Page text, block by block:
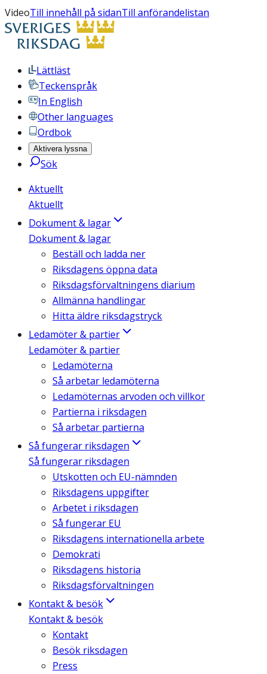
VideoTill innehåll på sidanTill anförandelistan
Lättläst
Teckenspråk
In English
Other languages
Ordbok
Aktivera lyssna
Sök
Aktuellt
Aktuellt
Dokument & lagar
Dokument & lagar
Beställ och ladda ner
Riksdagens öppna data
Riksdagsförvaltningens diarium
Allmänna handlingar
Hitta äldre riksdagstryck
Ledamöter & partier
Ledamöter & partier
Ledamöterna
Så arbetar ledamöterna
Ledamöternas arvoden och villkor
Partierna i riksdagen
Så arbetar partierna
Så fungerar riksdagen
Så fungerar riksdagen
Utskotten och EU-nämnden
Riksdagens uppgifter
Arbetet i riksdagen
Så fungerar EU
Riksdagens internationella arbete
Demokrati
Riksdagens historia
Riksdagsförvaltningen
Kontakt & besök
Kontakt & besök
Kontakt
Besök riksdagen
Press